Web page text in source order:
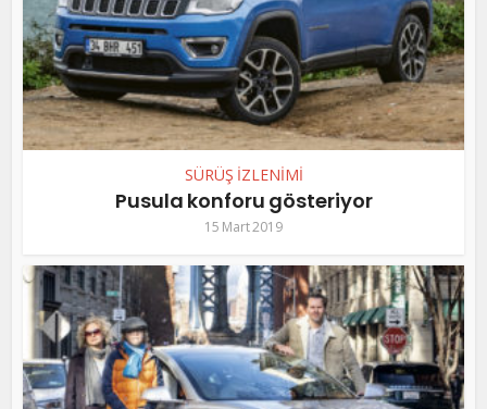
SÜRÜŞ İZLENİMİ
Pusula konforu gösteriyor
15 Mart 2019